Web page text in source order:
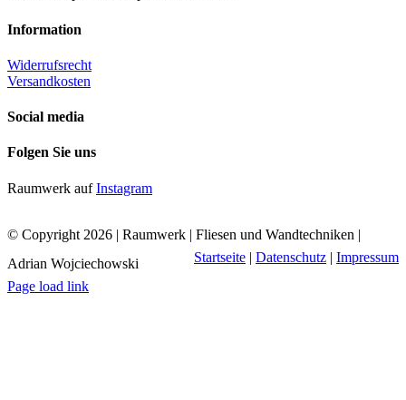
Information
Widerrufsrecht
Versandkosten
Social media
Folgen Sie uns
Raumwerk aufInstagram
© Copyright 2026 | Raumwerk | Fliesen und Wandtechniken |
Adrian Wojciechowski
Startseite | Datenschutz | Impressum
Page load link